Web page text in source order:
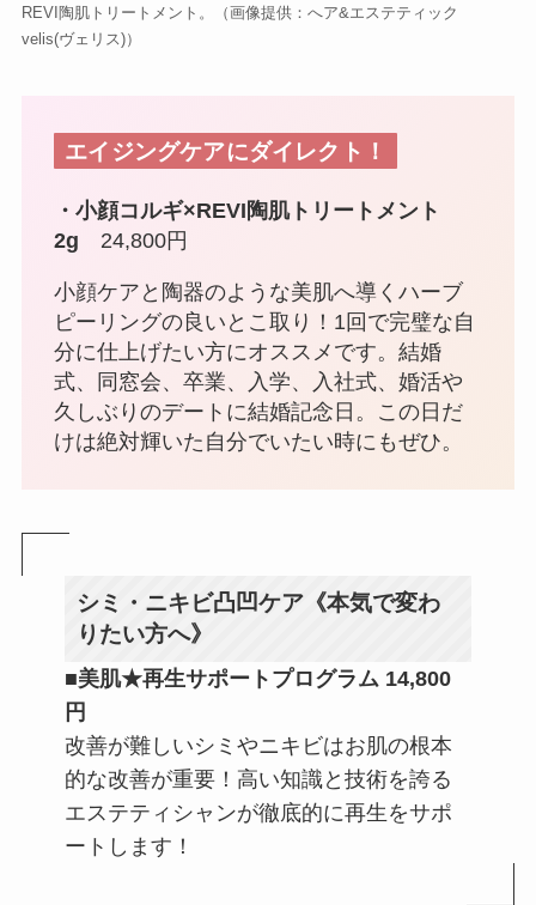
REVI陶肌トリートメント。（画像提供：へア&エステティック
velis(ヴェリス)）
エイジングケアにダイレクト！
・小顔コルギ×REVI陶肌トリートメント
2g 24,800円
小顔ケアと陶器のような美肌へ導くハーブ
ピーリングの良いとこ取り！1回で完璧な自
分に仕上げたい方にオススメです。結婚
式、同窓会、卒業、入学、入社式、婚活や
久しぶりのデートに結婚記念日。この日だ
けは絶対輝いた自分でいたい時にもぜひ。
シミ・ニキビ凸凹ケア《本気で変わ
りたい方へ》
■美肌★再生サポートプログラム 14,800
円
改善が難しいシミやニキビはお肌の根本
的な改善が重要！高い知識と技術を誇る
エステティシャンが徹底的に再生をサポ
ートします！